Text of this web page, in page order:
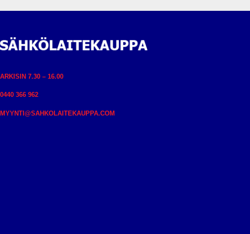
ARKISIN 7.30 – 16.00
0440 366 962
MYYNTI@SAHKOLAITEKAUPPA.COM